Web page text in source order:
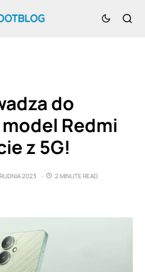
do
Redmi
z 5G!
2023
2 MINUTE READ